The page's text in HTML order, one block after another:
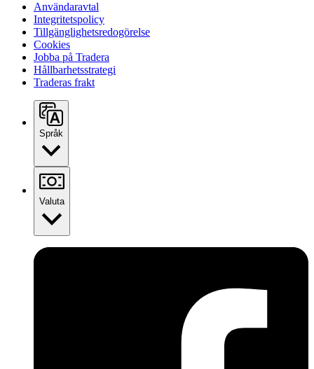
Användaravtal
Integritetspolicy
Tillgänglighetsredogörelse
Cookies
Jobba på Tradera
Hållbarhetsstrategi
Traderas frakt
Språk
Valuta